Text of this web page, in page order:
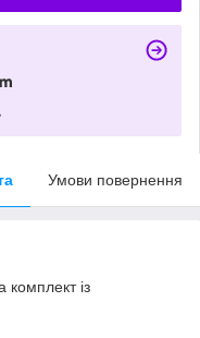
Умови повернення
комплект із